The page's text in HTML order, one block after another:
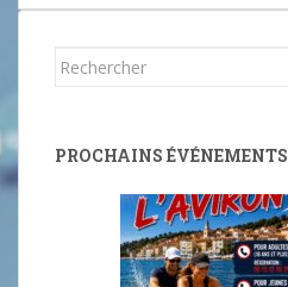
Rechercher...
PROCHAINS ÉVÉNEMENTS